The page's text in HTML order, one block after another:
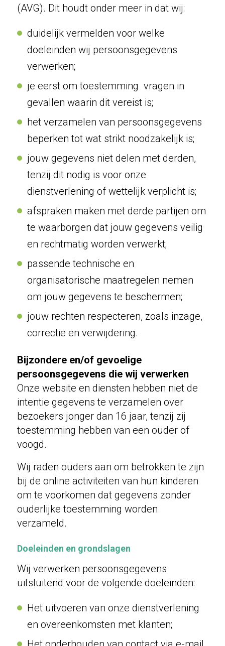
(AVG). Dit houdt onder meer in dat wij:
duidelijk vermelden voor welke
doeleinden wij persoonsgegevens
verwerken;
je eerst om toestemming vragen in
gevallen waarin dit vereist is;
het verzamelen van persoonsgegevens
beperken tot wat strikt noodzakelijk is;
jouw gegevens niet delen met derden,
tenzij dit nodig is voor onze
dienstverlening of wettelijk verplicht is;
afspraken maken met derde partijen om
te waarborgen dat jouw gegevens veilig
en rechtmatig worden verwerkt;
passende technische en
organisatorische maatregelen nemen
om jouw gegevens te beschermen;
jouw rechten respecteren, zoals inzage,
correctie en verwijdering.
Bijzondere en/of gevoelige
persoonsgegevens die wij verwerken
Onze website en diensten hebben niet de
intentie gegevens te verzamelen over
bezoekers jonger dan 16 jaar, tenzij zij
toestemming hebben van een ouder of
voogd.
Wij raden ouders aan om betrokken te zijn
bij de online activiteiten van hun kinderen
om te voorkomen dat gegevens zonder
ouderlijke toestemming worden
verzameld.
Doeleinden en grondslagen
Wij verwerken persoonsgegevens
uitsluitend voor de volgende doeleinden:
Het uitvoeren van onze dienstverlening
en overeenkomsten met klanten;